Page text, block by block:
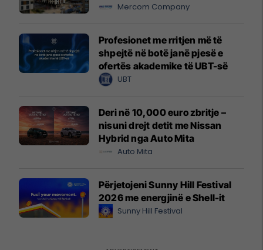
Mercom Company
Profesionet me rritjen më të
shpejtë në botë janë pjesë e
ofertës akademike të UBT-së
UBT
Deri në 10,000 euro zbritje –
nisuni drejt detit me Nissan
Hybrid nga Auto Mita
Auto Mita
Përjetojeni Sunny Hill Festival
2026 me energjinë e Shell-it
Sunny Hill Festival